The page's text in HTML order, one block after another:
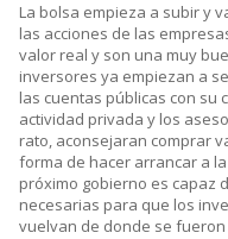
La bolsa empieza a subir y
las acciones de las
valor real y son una muy
inversores ya empiezan a
las cuentas públicas con
actividad privada y los
rato, aconsejaran comprar
forma de hacer arrancar a
próximo gobierno es capaz
necesarias para que los
vuelvan de donde se